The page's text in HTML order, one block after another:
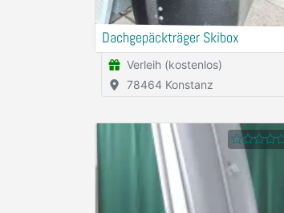
Dachgepäckträger Skibox
Verleih (kostenlos)
78464 Konstanz